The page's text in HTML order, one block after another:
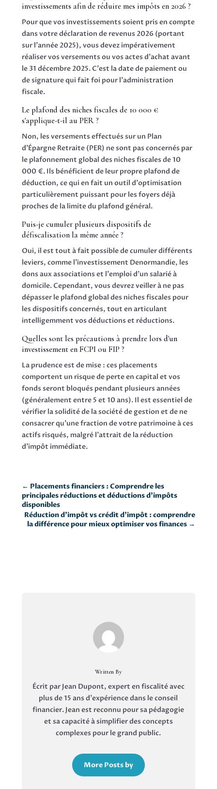
investissements afin de réduire mes impôts en 2026 ?
Pour que vos investissements soient pris en compte
dans votre déclaration de revenus 2026 (portant
sur l'année 2025), vous devez impérativement
réaliser vos versements ou vos actes d'achat avant
le 31 décembre 2025. C'est la date de paiement ou
de signature qui fait foi pour l'administration
fiscale.
Le plafond des niches fiscales de 10 000 €
s'applique-t-il au PER ?
Non, les versements effectués sur un Plan
d'Épargne Retraite (PER) ne sont pas concernés par
le plafonnement global des niches fiscales de 10
000 €. Ils bénéficient de leur propre plafond de
déduction, ce qui en fait un outil d'optimisation
particulièrement puissant pour les foyers déjà
proches de la limite du plafond général.
Puis-je cumuler plusieurs dispositifs de
défiscalisation la même année ?
Oui, il est tout à fait possible de cumuler différents
leviers, comme l'investissement Denormandie, les
dons aux associations et l'emploi d'un salarié à
domicile. Cependant, vous devrez veiller à ne pas
dépasser le plafond global des niches fiscales pour
les dispositifs concernés, tout en articulant
intelligemment vos déductions et réductions.
Quelles sont les précautions à prendre lors d'un
investissement en FCPI ou FIP ?
La prudence est de mise : ces placements
comportent un risque de perte en capital et vos
fonds seront bloqués pendant plusieurs années
(généralement entre 5 et 10 ans). Il est essentiel de
vérifier la solidité de la société de gestion et de ne
consacrer qu'une fraction de votre patrimoine à ces
actifs risqués, malgré l'attrait de la réduction
d'impôt immédiate.
← Placements financiers : Comprendre les
principales réductions et déductions d’impôts
disponibles
Réduction d’impôt vs crédit d’impôt : comprendre
la différence pour mieux optimiser vos finances →
Written By
Écrit par Jean Dupont, expert en fiscalité avec
plus de 15 ans d'expérience dans le conseil
financier. Jean est reconnu pour sa pédagogie
et sa capacité à simplifier des concepts
complexes pour le grand public.
More Posts by